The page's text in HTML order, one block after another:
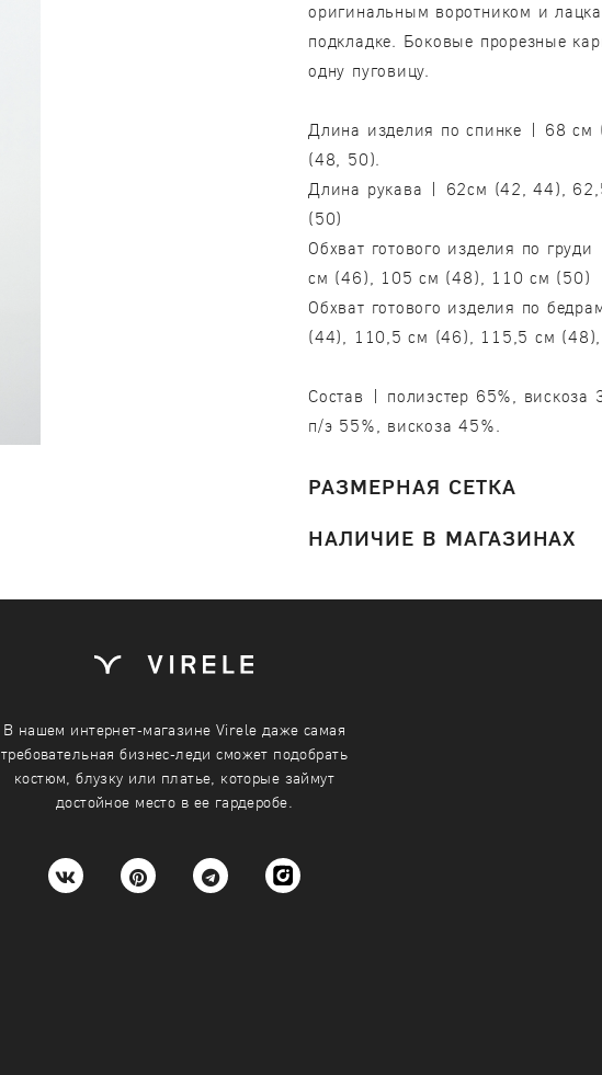
оригинальным воротником и
подкладке. Боковые прорезные
одну пуговицу.
Длина изделия по спинке | 68
(48, 50).
Длина рукава | 62см (42, 44),
(50)
Обхват готового изделия по
см (46), 105 см (48), 110 см (50)
Обхват готового изделия по
(44), 110,5 см (46), 115,5 см
Состав | полиэстер 65%, вискоза
п/э 55%, вискоза 45%.
РАЗМЕРНАЯ СЕТКА
НАЛИЧИЕ В МАГАЗИНАХ
В нашем интернет-магазине Virele даже самая
требовательная бизнес-леди сможет подобрать
костюм, блузку или платье, которые займут
достойное место в ее гардеробе.